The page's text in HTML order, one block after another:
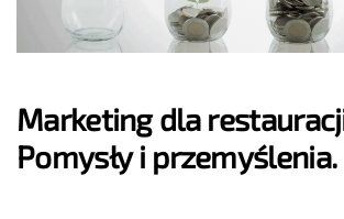
Marketing dla
Pomysły i przemyślenia.